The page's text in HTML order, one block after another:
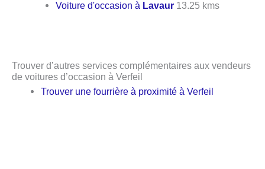
Voiture d'occasion à Lavaur 13.25 kms
Trouver d’autres services complémentaires aux vendeurs
de voitures d’occasion à Verfeil
Trouver une fourrière à proximité à Verfeil